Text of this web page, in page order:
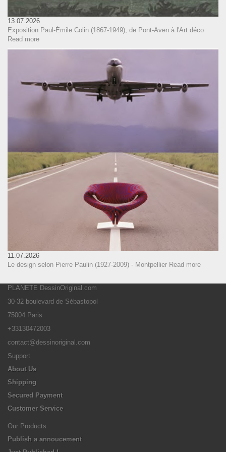
13.07.2026
Exposition Paul-Émile Colin (1867-1949), de Pont-Aven à l'Art déco
Read more
11.07.2026
Le design selon Pierre Paulin (1927-2009) - Montpellier Read more
PLANETE DessinOriginal.com
30-32 boulevard de Sébastopol
75004 Paris
+33130472003
contact@dessinoriginal.com
Support
About Us
Shipping
Secured Payment
Customer Service
Our Products
Publish a annoucement